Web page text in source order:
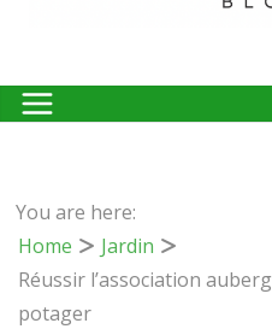
You are here:
Home
Jardin
Réussir l’association
potager